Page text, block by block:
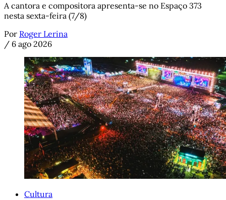
A cantora e compositora apresenta-se no Espaço 373
nesta sexta-feira (7/8)
Por Roger Lerina
/ 6 ago 2026
Cultura